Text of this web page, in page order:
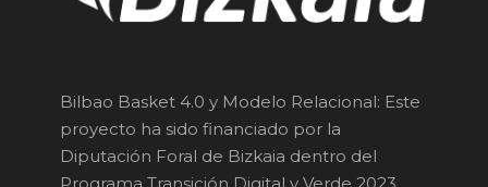
Bilbao Basket 4.0 y Modelo Relacional: Este
proyecto ha sido financiado por la
Diputación Foral de Bizkaia dentro del